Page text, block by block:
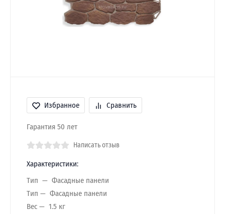
Избранное Сравнить
Гарантия 50 лет
Написать отзыв
Характеристики:
Тип
Фасадные панели
Тип
Фасадные панели
Вес
1.5 кг